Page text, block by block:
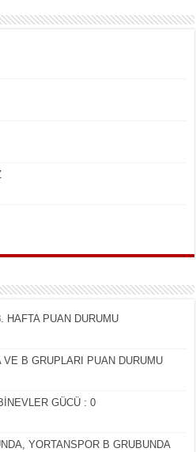
HAFTA PUAN DURUMU
B GRUPLARI PUAN DURUMU
GÜCÜ : 0
YORTANSPOR B GRUBUNDA